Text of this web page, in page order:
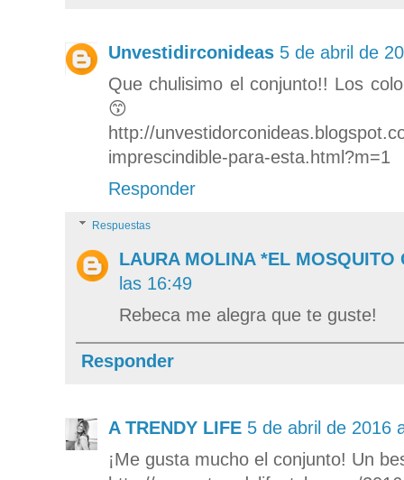
Unvestidirconideas 5 de abril de
Que chulisimo el conjunto!! Los
😙
http://
imprescindible-para-esta.html?m=1
Responder
Respuestas
LAURA MOLINA *EL MOSQUITO
las 16:49
Rebeca me alegra que te guste!
Responder
A TRENDY LIFE 5 de abril de 2016
¡Me gusta mucho el conjunto! Un